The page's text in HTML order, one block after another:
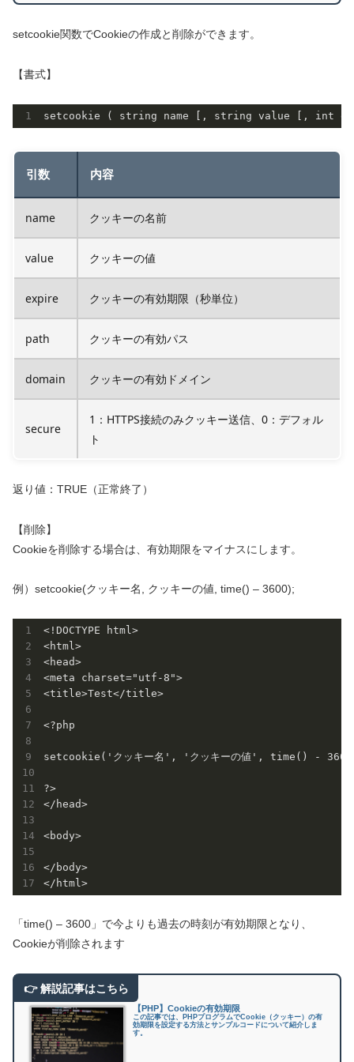
setcookie関数でCookieの作成と削除ができます。
【書式】
引数 内容
name クッキーの名前
value クッキーの値
expire クッキーの有効期限（秒単位）
path クッキーの有効パス
domain クッキーの有効ドメイン
secure
1：HTTPS接続のみクッキー送信、0：デフォル
ト
返り値：TRUE（正常終了）
【削除】
Cookieを削除する場合は、有効期限をマイナスにします。
例）setcookie(クッキー名, クッキーの値, time() – 3600);
<!DOCTYPE html>
<html>
<head>
<meta charset="utf-8">
<title>Test</title>
<?php
setcookie('クッキー名', 'クッキーの値', time() -
?>
</head>
<body>
</body>
「time() – 3600」で今よりも過去の時刻が有効期限となり、
Cookieが削除されます
【PHP】Cookieの有効期限
この記事では、PHPプログラムでCookie（クッキー）の有
効期限を設定する方法とサンプルコードについて紹介しま
す。